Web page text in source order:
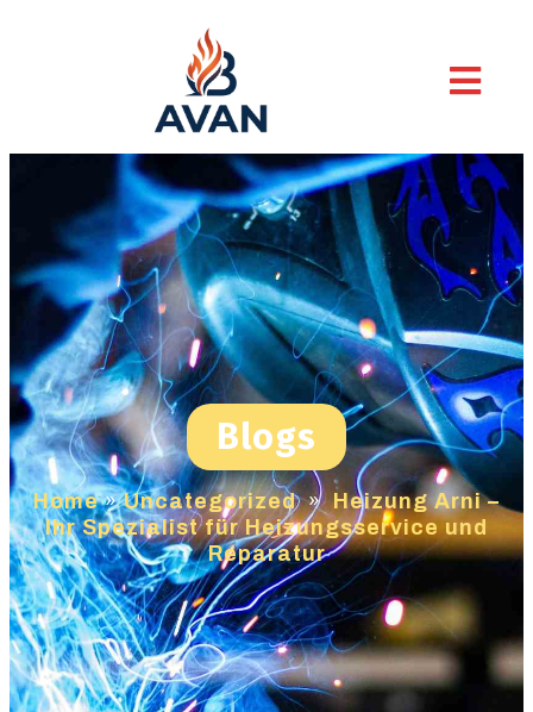
Blogs
Home»Uncategorized » Heizung Arni –
Ihr Spezialist für Heizungsservice und
Reparatur